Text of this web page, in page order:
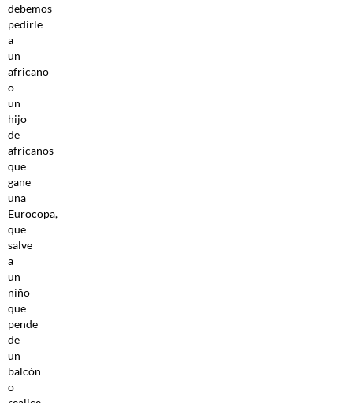
debemos
pedirle
a
un
africano
o
un
hijo
de
africanos
que
gane
una
Eurocopa,
que
salve
a
un
niño
que
pende
de
un
balcón
o